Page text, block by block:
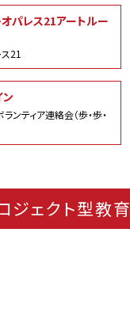
パレス21アートルー
21
ティア連絡会（歩・歩・
ジェクト型教育